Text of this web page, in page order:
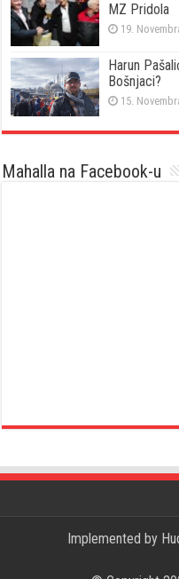
MZ Pridola
19.
Harun
Bošnjaci?
15.
Mahalla na Facebook-u
Implemented by